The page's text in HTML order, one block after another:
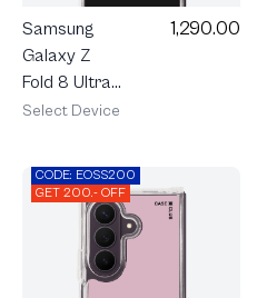
Samsung
Galaxy Z
Fold 8 Ultra
Clear
maison
KEEPS The
1,290.00
Select Device
CODE: EOSS200
GET 200.- OFF